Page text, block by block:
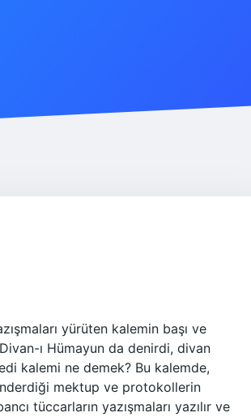
yürüten kalemin başı ve
ı Hümayun da denirdi, divan
kalemi ne demek? Bu kalemde,
mektup ve protokollerin
tüccarların yazışmaları yazılır ve